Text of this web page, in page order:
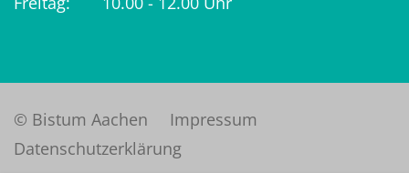
© Bistum Aachen
Impressum
Datenschutzerklärung